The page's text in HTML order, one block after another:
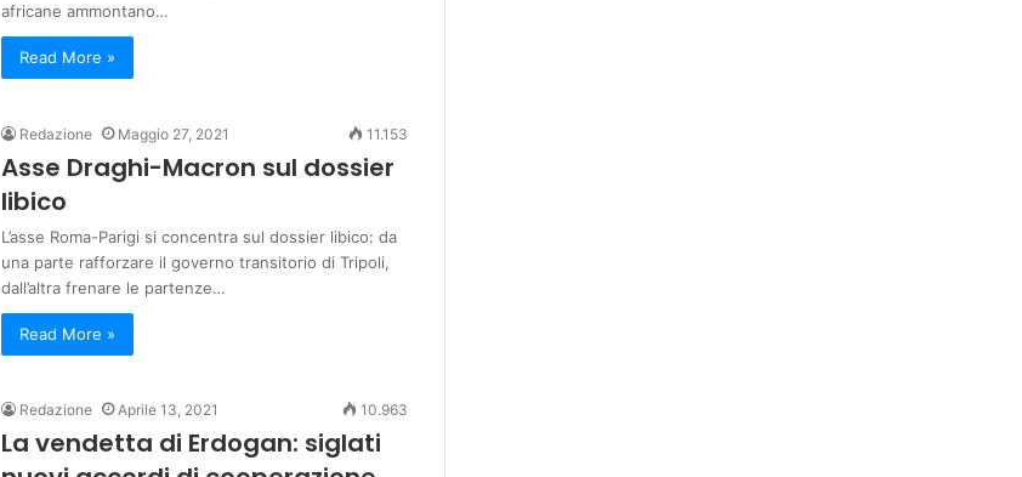
africane ammontano…
Read More »
Redazione Maggio 27, 2021 11.153
Asse Draghi-Macron sul dossier
libico
L’asse Roma-Parigi si concentra sul dossier libico: da
una parte rafforzare il governo transitorio di Tripoli,
dall’altra frenare le partenze…
Read More »
Redazione Aprile 13, 2021 10.963
La vendetta di Erdogan: siglati